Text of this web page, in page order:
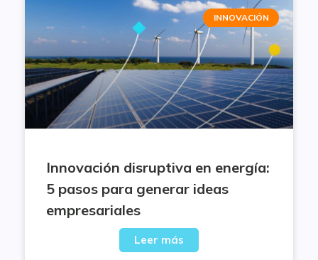
INNOVACIÓN
Innovación disruptiva en energía:
5 pasos para generar ideas
empresariales
Leer más